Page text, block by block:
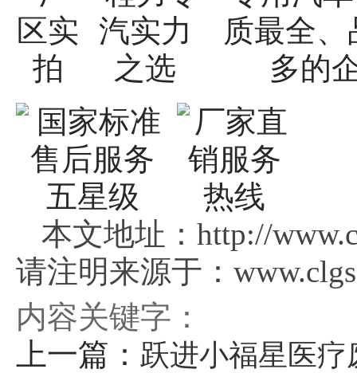
本文地址：http://
请注明来源于：
内容关键字：
上一篇： 跃进小福星医疗